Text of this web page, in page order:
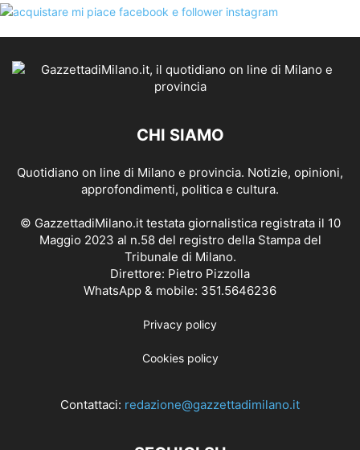
CHI SIAMO
Quotidiano on line di Milano e provincia. Notizie, opinioni,
approfondimenti, politica e cultura.
© GazzettadiMilano.it testata giornalistica registrata il 10
Maggio 2023 al n.58 del registro della Stampa del
Tribunale di Milano.
Direttore: Pietro Pizzolla
WhatsApp & mobile: 351.5646236
Privacy policy
Cookies policy
Contattaci: redazione@gazzettadimilano.it